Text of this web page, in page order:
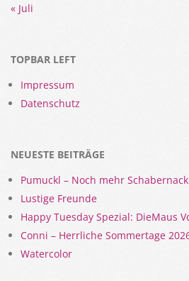
« Juli
TOPBAR LEFT
Impressum
Datenschutz
NEUESTE BEITRÄGE
Pumuckl – Noch mehr Schabernack
Lustige Freunde
Happy Tuesday Spezial: DieMaus
Conni – Herrliche Sommertage
Watercolor